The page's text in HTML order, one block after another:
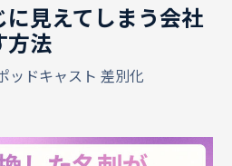
見えてしまう会社
方法
ッドキャスト 差別化